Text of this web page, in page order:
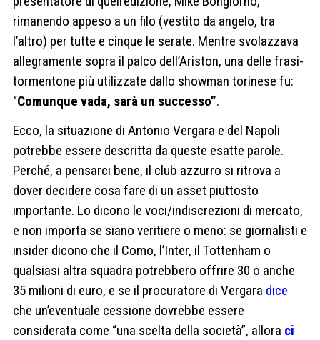
rimanendo appeso a un filo (vestito da angelo, tra
l’altro) per tutte e cinque le serate. Mentre svolazzava
allegramente sopra il palco dell’Ariston, una delle frasi-
tormentone più utilizzate dallo showman torinese fu:
“Comunque vada, sarà un successo”.
Ecco, la situazione di Antonio Vergara e del Napoli
potrebbe essere descritta da queste esatte parole.
Perché, a pensarci bene, il club azzurro si ritrova a
dover decidere cosa fare di un asset piuttosto
importante. Lo dicono le voci/indiscrezioni di mercato,
e non importa se siano veritiere o meno: se giornalisti e
insider dicono che il Como, l’Inter, il Tottenham o
qualsiasi altra squadra potrebbero offrire 30 o anche
35 milioni di euro, e se il procuratore di Vergara dice
che un’eventuale cessione dovrebbe essere
considerata come “una scelta della società”, allora ci